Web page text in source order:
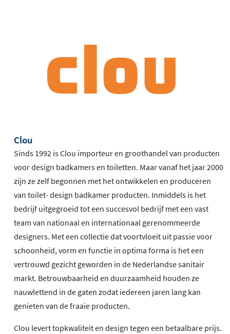
Clou
Sinds 1992 is Clou importeur en groothandel van producten
voor design badkamers en toiletten. Maar vanaf het jaar 2000
zijn ze zelf begonnen met het ontwikkelen en produceren
van toilet- design badkamer producten. Inmiddels is het
bedrijf uitgegroeid tot een succesvol bedrijf met een vast
team van nationaal en internationaal gerenommeerde
designers. Met een collectie dat voortvloeit uit passie voor
schoonheid, vorm en functie in optima forma is het een
vertrouwd gezicht geworden in de Nederlandse sanitair
markt. Betrouwbaarheid en duurzaamheid houden ze
nauwlettend in de gaten zodat iedereen jaren lang kan
genieten van de fraaie producten.
Clou levert topkwaliteit en design tegen een betaalbare prijs.